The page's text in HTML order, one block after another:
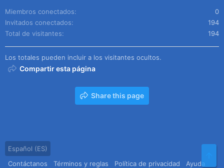
Miembros conectados
0
Invitados conectados
194
Total de visitantes
194
Los totales pueden incluir a los visitantes ocultos.
Compartir esta página
Share this page
Español (ES)
Contáctanos
Términos y reglas Política de privacidad Ayuda